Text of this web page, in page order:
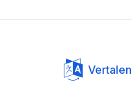
Vertalen